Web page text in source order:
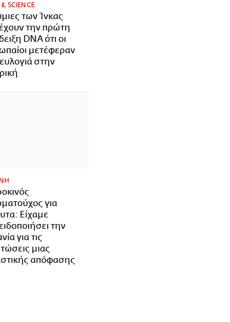
SCIENCE
των Ίνκας
την πρώτη
DNA ότι οι
μετέφεραν
στην
για
Είχαμε
την
για τις
μιας
απόφασης